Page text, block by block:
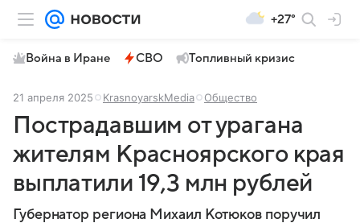
+27°
Война в Иране СВО Топливный кризис
21 апреля 2025 KrasnoyarskMedia Общество
Пострадавшим от урагана
жителям Красноярского края
выплатили 19,3 млн рублей
Губернатор региона Михаил Котюков поручил